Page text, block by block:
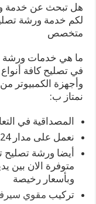
هل تبحث عن خدمة
لكم خدمة ورشة
متخصص
ما هي خدمات ورشة
في تصليح كافة أنواع
وأجهزة الكمبيوتر
نمتاز ب:
المصداقية في
نعمل على مدار 24 ساعة وطيلة أيام الأسبوع
أيضا ورشة تصليح
متوفرة الان بين
وبأسعار رخيصة
تركيب مقوي